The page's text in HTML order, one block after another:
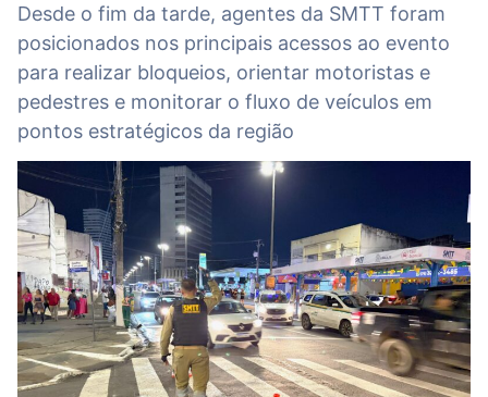
Desde o fim da tarde, agentes da SMTT foram
posicionados nos principais acessos ao evento
para realizar bloqueios, orientar motoristas e
pedestres e monitorar o fluxo de veículos em
pontos estratégicos da região